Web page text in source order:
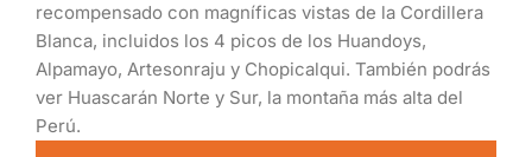
recompensado con magníficas vistas de la Cordillera
Blanca, incluidos los 4 picos de los Huandoys,
Alpamayo, Artesonraju y Chopicalqui. También podrás
ver Huascarán Norte y Sur, la montaña más alta del
Perú.